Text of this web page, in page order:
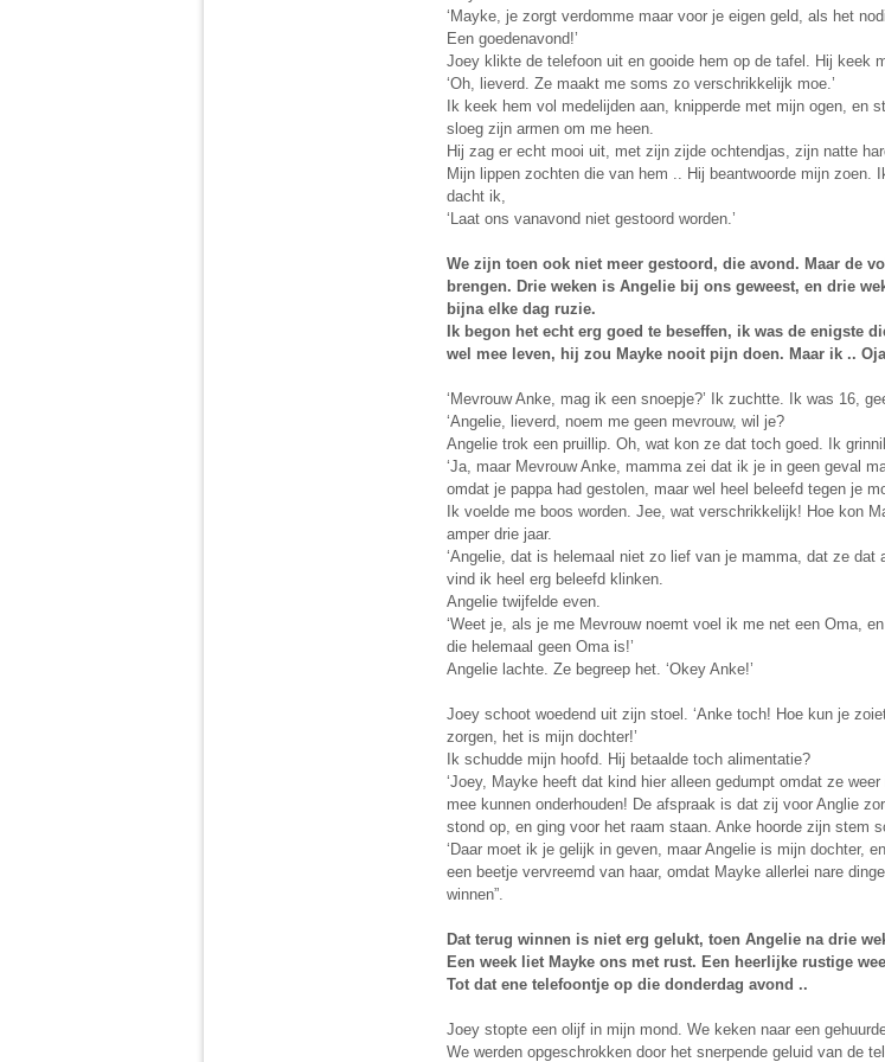
‘Mayke, je zorgt verdomme maar voor je eigen geld, als het
Een goedenavond!’
Joey klikte de telefoon uit en gooide hem op de tafel. Hij keek
‘Oh, lieverd. Ze maakt me soms zo verschrikkelijk moe.’
Ik keek hem vol medelijden aan, knipperde met mijn ogen,
sloeg zijn armen om me heen.
Hij zag er echt mooi uit, met zijn zijde ochtendjas, zijn natte
Mijn lippen zochten die van hem .. Hij beantwoorde mijn zoen.
dacht ik,
‘Laat ons vanavond niet gestoord worden.’
We zijn toen ook niet meer gestoord, die avond. Maar de
brengen. Drie weken is Angelie bij ons geweest, en drie
bijna elke dag ruzie.
Ik begon het echt erg goed te beseffen, ik was de enigste
wel mee leven, hij zou Mayke nooit pijn doen. Maar ik ..
‘Mevrouw Anke, mag ik een snoepje?’ Ik zuchtte. Ik was 16,
‘Angelie, lieverd, noem me geen mevrouw, wil je?
Angelie trok een pruillip. Oh, wat kon ze dat toch goed. Ik
‘Ja, maar Mevrouw Anke, mamma zei dat ik je in geen geval
omdat je pappa had gestolen, maar wel heel beleefd tegen je
Ik voelde me boos worden. Jee, wat verschrikkelijk! Hoe kon
amper drie jaar.
‘Angelie, dat is helemaal niet zo lief van je mamma, dat ze
vind ik heel erg beleefd klinken.
Angelie twijfelde even.
‘Weet je, als je me Mevrouw noemt voel ik me net een Oma,
die helemaal geen Oma is!’
Angelie lachte. Ze begreep het. ‘Okey Anke!’
Joey schoot woedend uit zijn stoel. ‘Anke toch! Hoe kun je
zorgen, het is mijn dochter!’
Ik schudde mijn hoofd. Hij betaalde toch alimentatie?
‘Joey, Mayke heeft dat kind hier alleen gedumpt omdat ze
mee kunnen onderhouden! De afspraak is dat zij voor Anglie
stond op, en ging voor het raam staan. Anke hoorde zijn stem
‘Daar moet ik je gelijk in geven, maar Angelie is mijn dochter,
een beetje vervreemd van haar, omdat Mayke allerlei nare
winnen”.
Dat terug winnen is niet erg gelukt, toen Angelie na drie
Een week liet Mayke ons met rust. Een heerlijke rustige
Tot dat ene telefoontje op die donderdag avond ..
Joey stopte een olijf in mijn mond. We keken naar een
We werden opgeschrokken door het snerpende geluid van de